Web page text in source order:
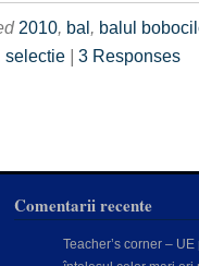
2010, bal, balul
selectie | 3 Responses
Comentarii recente
Teacher’s corner – UE